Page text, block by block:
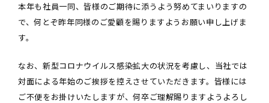
本年も社員一同、皆様のご期待に添うよう努めてまいりますの
で、何とぞ昨年同様のご愛顧を賜りますようお願い申し上げま
す。
なお、新型コロナウイルス感染拡大の状況を考慮し、当社では
対面による年始のご挨拶を控えさせていただきます。皆様には
ご不便をお掛けいたしますが、何卒ご理解賜りますようよろし